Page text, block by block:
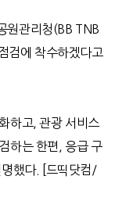
원관리청(BB TNB
검에 착수하겠다고
하고 ,관광 서비스
하는 한편
응급 구
했다. [ 드띡닷컴 /